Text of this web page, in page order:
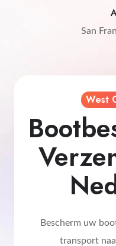
San
West
Bescherm uw
transport